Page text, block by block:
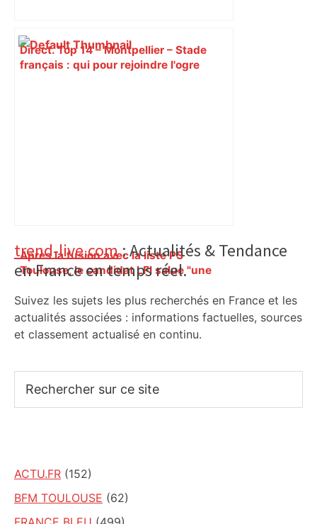
Direct. Top 14 – Montpellier – Stade
français : qui pour rejoindre l'ogre
Après la fusion avec la liste PS
Toulouse, le candidat LFI salue "une
responsabilité" – Franceinfo
Primary
Sidebar
trend-live.com: Actualités & Tendance
en France en temps réel.
Suivez les sujets les plus recherchés en France et les
actualités associées : informations factuelles, sources
et classement actualisé en continu.
sur
ACTU.FR (152)
BFM TOULOUSE (62)